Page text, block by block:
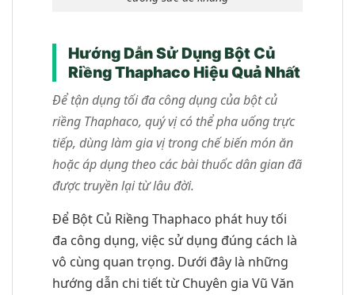
Hướng Dẫn Sử Dụng Bột Củ
Riềng Thaphaco Hiệu Quả Nhất
Để tận dụng tối đa công dụng của bột củ
riềng Thaphaco, quý vị có thể pha uống trực
tiếp, dùng làm gia vị trong chế biến món ăn
hoặc áp dụng theo các bài thuốc dân gian đã
được truyền lại từ lâu đời.
Để Bột Củ Riềng Thaphaco phát huy tối
đa công dụng, việc sử dụng đúng cách là
vô cùng quan trọng. Dưới đây là những
hướng dẫn chi tiết từ Chuyên gia Vũ Văn